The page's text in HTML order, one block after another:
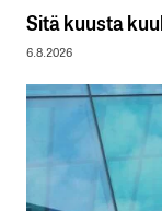
Sitä kuusta
6.8.2026